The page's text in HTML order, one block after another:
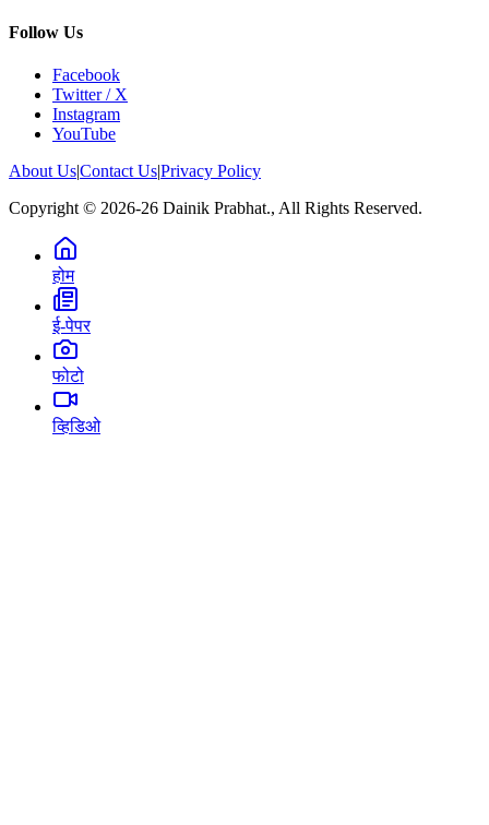
Follow Us
Facebook
Twitter / X
Instagram
YouTube
About Us|Contact Us|Privacy Policy
Copyright © 2026-26 Dainik Prabhat., All Rights Reserved.
होम
ई-पेपर
फोटो
व्हिडिओ